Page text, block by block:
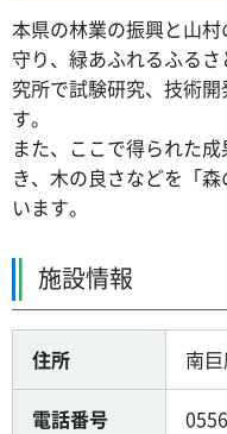
本県の林業の振興と山
守り、緑あふれるふる
究所で試験研究、技術
す。
また、ここで得られた
き、木の良さなどを「
います。
施設情報
住所 南
電話番号